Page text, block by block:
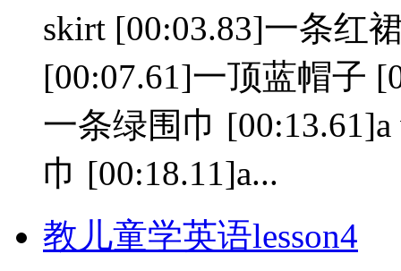
skirt [00:03.83]一条红
[00:07.61]一顶蓝帽子
一条绿围巾
巾 [00:18.11]a...
教儿童学英语lesson4